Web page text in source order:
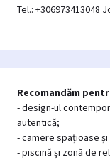
Tel.: +306973413048
Recomandăm
- design-ul
autentică;
- camere spațioase
- piscină și zonă de